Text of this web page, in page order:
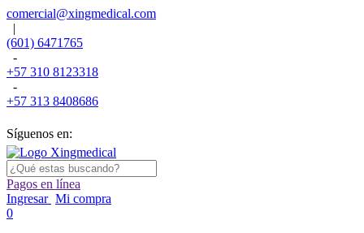
comercial@xingmedical.com
|
(601) 6471765
-
+57 310 8123318
-
+57 313 8408686
Síguenos en:
Pagos en línea
Ingresar Mi compra
0